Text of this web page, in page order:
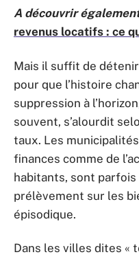
A découvrir
revenus locatifs : ce
Mais il suffit de
pour que l’histoire
suppression à
souvent, s’alourdit
taux. Les
finances comme de
habitants, sont parfois
prélèvement sur les
épisodique.
Dans les villes dites «